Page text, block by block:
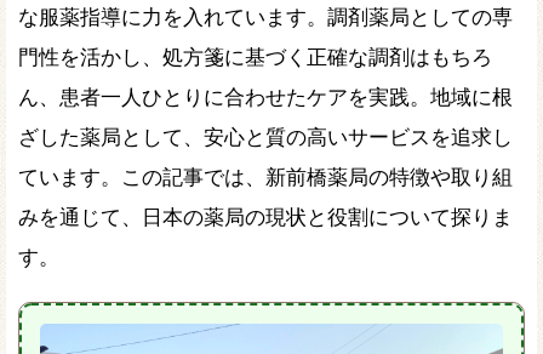
な服薬指導に力を入れています。調剤薬局としての専
門性を活かし、処方箋に基づく正確な調剤はもちろ
ん、患者一人ひとりに合わせたケアを実践。地域に根
ざした薬局として、安心と質の高いサービスを追求し
ています。この記事では、新前橋薬局の特徴や取り組
みを通じて、日本の薬局の現状と役割について探りま
す。